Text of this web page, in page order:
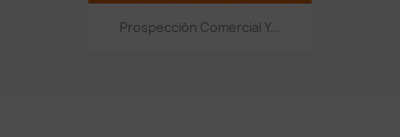
Prospección Comercial Y...